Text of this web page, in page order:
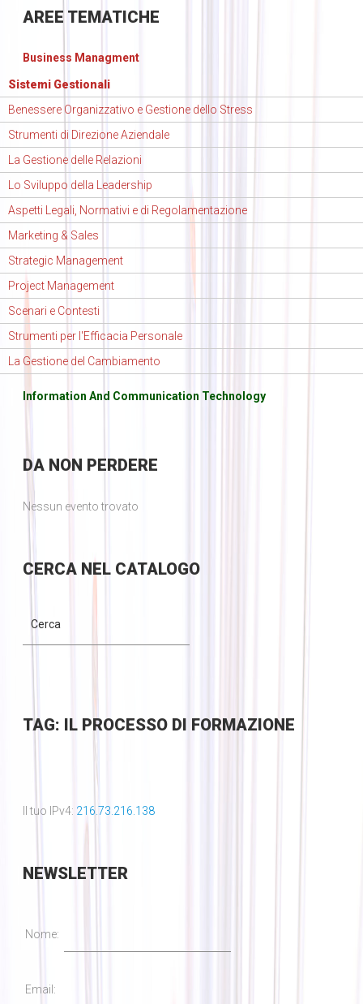
AREE TEMATICHE
Business Managment
Sistemi Gestionali
Benessere Organizzativo e Gestione dello Stress
Strumenti di Direzione Aziendale
La Gestione delle Relazioni
Lo Sviluppo della Leadership
Aspetti Legali, Normativi e di Regolamentazione
Marketing & Sales
Strategic Management
Project Management
Scenari e Contesti
Strumenti per l'Efficacia Personale
La Gestione del Cambiamento
Information And Communication Technology
DANON PERDERE
Nessun evento trovato
CERCANEL CATALOGO
TAG: IL PROCESSO DI FORMAZIONE
Il tuo IPv4: 216.73.216.138
NEWSLETTER
Nome:
Email: